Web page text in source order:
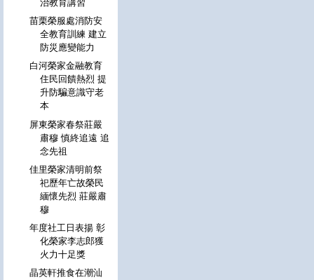
治教育講習
苗栗榮服處消防安
全教育訓練 建立
防災應變能力
白河榮家金融教育
住民回饋熱烈 提
升防騙意識守老
本
屏東榮家春祭莊嚴
肅穆 慎終追遠 追
念先祖
佳里榮家清明前祭
祀歷年亡故榮民
緬懷先烈 莊嚴肅
穆
年度社工日表揚 彰
化榮家李志郎獲
火力十足獎
晶英軒推食在潮汕